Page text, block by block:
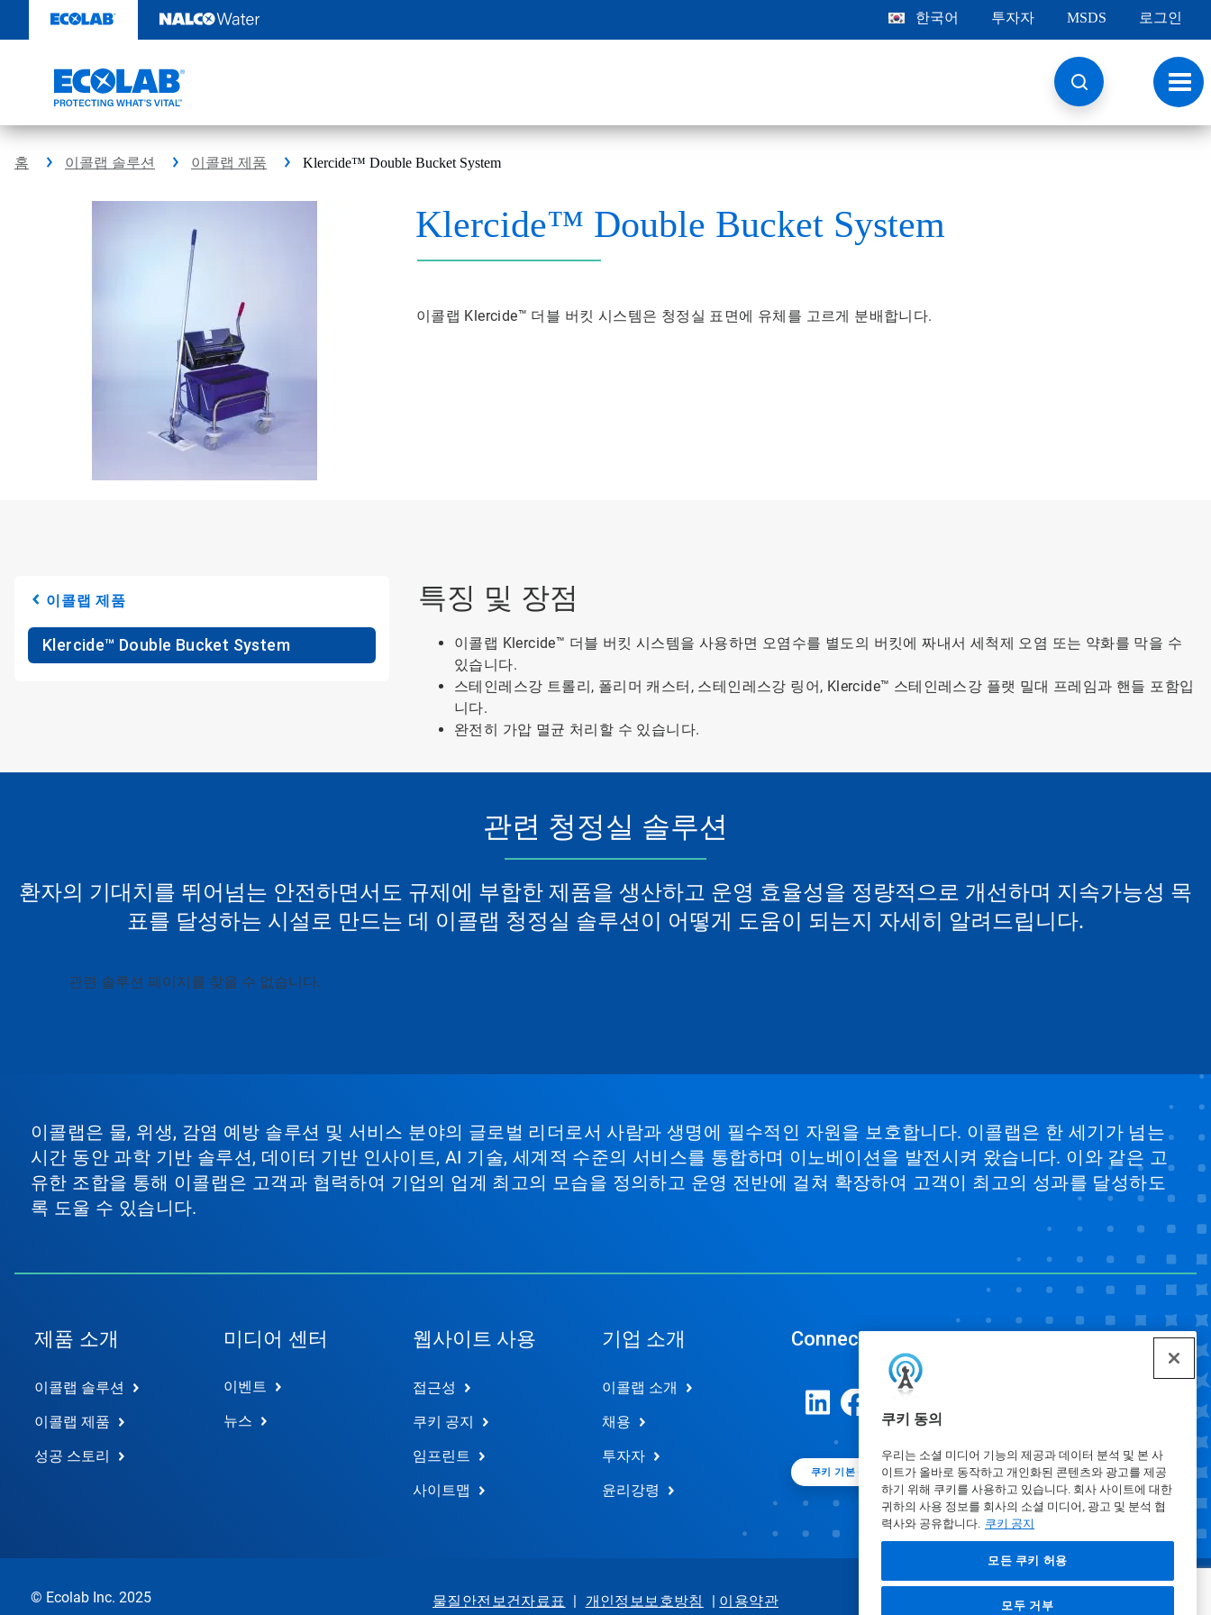
츠
기
쿠키 동의
우리는 소셜 미디어 기능의 제공과 데이터 분석 및 본 사
이트가 올바로 동작하고 개인화된 콘텐츠와 광고를 제공
하기 위해 쿠키를 사용하고 있습니다. 회사 사이트에 대한
귀하의 사용 정보를 회사의 소셜 미디어, 광고 및 분석 협
력사와 공유합니다. 쿠키 공지
모든 쿠키 허용
모두 거부
한국어 투자자 MSDS 로그인
토
글
내
비
홈 이콜랩 솔루션 이콜랩 제품 Klercide™ Double Bucket System
Klercide™ Double Bucket System
이콜랩 Klercide™ 더블 버킷 시스템은 청정실 표면에 유체를 고르게 분배합니다.
이콜랩 제품
Klercide™ Double Bucket System
특징 및 장점
이콜랩 Klercide™ 더블 버킷 시스템을 사용하면 오염수를 별도의 버킷에 짜내서 세척제 오염 또는 약화를 막을 수
있습니다.
스테인레스강 트롤리, 폴리머 캐스터, 스테인레스강 링어, Klercide™ 스테인레스강 플랫 밀대 프레임과 핸들 포함입
니다.
완전히 가압 멸균 처리할 수 있습니다.
관련 청정실 솔루션
환자의 기대치를 뛰어넘는 안전하면서도 규제에 부합한 제품을 생산하고 운영 효율성을 정량적으로 개선하며 지속가능성 목
표를 달성하는 시설로 만드는 데 이콜랩 청정실 솔루션이 어떻게 도움이 되는지 자세히 알려드립니다.
관련 솔루션 페이지를 찾을 수 없습니다.
이콜랩은 물, 위생, 감염 예방 솔루션 및 서비스 분야의 글로벌 리더로서 사람과 생명에 필수적인 자원을 보호합니다. 이콜랩은 한 세기가 넘는
시간 동안 과학 기반 솔루션, 데이터 기반 인사이트, AI 기술, 세계적 수준의 서비스를 통합하며 이노베이션을 발전시켜 왔습니다. 이와 같은 고
유한 조합을 통해 이콜랩은 고객과 협력하여 기업의 업계 최고의 모습을 정의하고 운영 전반에 걸쳐 확장하여 고객이 최고의 성과를 달성하도
록 도울 수 있습니다.
제품 소개
이콜랩 솔루션
이콜랩 제품
성공 스토리
미디어 센터
이벤트
뉴스
웹사이트 사용
접근성
쿠키 공지
임프린트
사이트맵
기업 소개
이콜랩 소개
채용
투자자
윤리강령
Connect
쿠키 기본 설정
© Ecolab Inc. 2025 물질안전보건자료표 | 개인정보보호방침 | 이용약관